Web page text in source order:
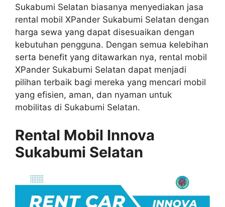
Sukabumi Selatan biasanya menyediakan jasa
rental mobil XPander Sukabumi Selatan dengan
harga sewa yang dapat disesuaikan dengan
kebutuhan pengguna. Dengan semua kelebihan
serta benefit yang ditawarkan nya, rental mobil
XPander Sukabumi Selatan dapat menjadi
pilihan terbaik bagi mereka yang mencari mobil
yang efisien, aman, dan nyaman untuk
mobilitas di Sukabumi Selatan.
Rental Mobil Innova
Sukabumi Selatan